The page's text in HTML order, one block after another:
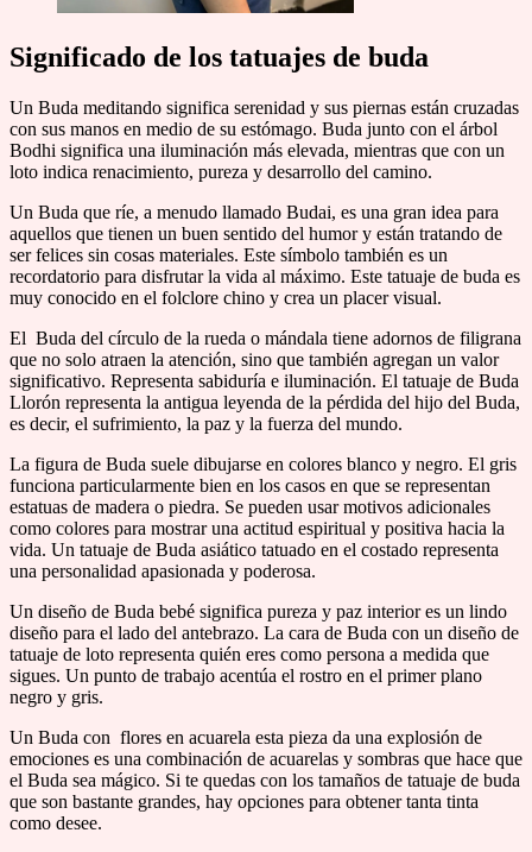
Significado de los tatuajes de buda
Un Buda meditando significa serenidad y sus piernas están cruzadas
con sus manos en medio de su estómago. Buda junto con el árbol
Bodhi significa una iluminación más elevada, mientras que con un
loto indica renacimiento, pureza y desarrollo del camino.
Un Buda que ríe, a menudo llamado Budai, es una gran idea para
aquellos que tienen un buen sentido del humor y están tratando de
ser felices sin cosas materiales. Este símbolo también es un
recordatorio para disfrutar la vida al máximo. Este tatuaje de buda es
muy conocido en el folclore chino y crea un placer visual.
El Buda del círculo de la rueda o mándala tiene adornos de filigrana
que no solo atraen la atención, sino que también agregan un valor
significativo. Representa sabiduría e iluminación. El tatuaje de Buda
Llorón representa la antigua leyenda de la pérdida del hijo del Buda,
es decir, el sufrimiento, la paz y la fuerza del mundo.
La figura de Buda suele dibujarse en colores blanco y negro. El gris
funciona particularmente bien en los casos en que se representan
estatuas de madera o piedra. Se pueden usar motivos adicionales
como colores para mostrar una actitud espiritual y positiva hacia la
vida. Un tatuaje de Buda asiático tatuado en el costado representa
una personalidad apasionada y poderosa.
Un diseño de Buda bebé significa pureza y paz interior es un lindo
diseño para el lado del antebrazo. La cara de Buda con un diseño de
tatuaje de loto representa quién eres como persona a medida que
sigues. Un punto de trabajo acentúa el rostro en el primer plano
negro y gris.
Un Buda con flores en acuarela esta pieza da una explosión de
emociones es una combinación de acuarelas y sombras que hace que
el Buda sea mágico. Si te quedas con los tamaños de tatuaje de buda
que son bastante grandes, hay opciones para obtener tanta tinta
como desee.